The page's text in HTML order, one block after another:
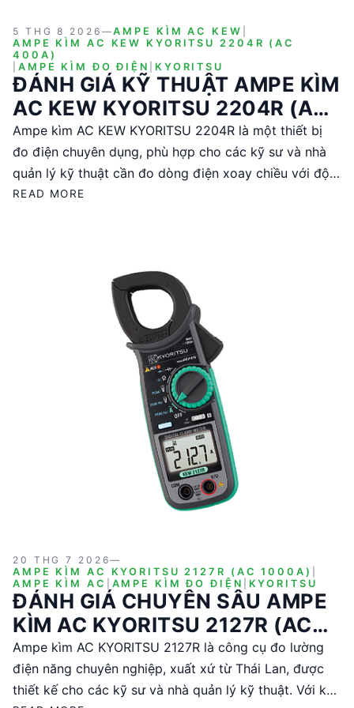
5 THG 8 2026 —AMPE KÌM AC KEW
AMPE KÌM AC KEW KYORITSU 2204R (AC
400A)
AMPE KÌM ĐO ĐIỆN KYORITSU
ĐÁNH GIÁ KỸ THUẬT AMPE KÌM
AC KEW KYORITSU 2204R (AC
400A)
Ampe kìm AC KEW KYORITSU 2204R là một thiết bị
đo điện chuyên dụng, phù hợp cho các kỹ sư và nhà
quản lý kỹ thuật cần đo dòng điện xoay chiều với độ
chính xác cao. Sản phẩm này có dải đo từ 4.000 đến
các ứng dụng công nghiệp và thương mại.
READ MORE
20 THG 7 2026—
AMPE KÌM AC KYORITSU 2127R (AC 1000A)
AMPE KÌM AC
AMPE KÌM ĐO ĐIỆN KYORITSU
ĐÁNH GIÁ CHUYÊN SÂU AMPE
KÌM AC KYORITSU 2127R (AC
1000A)
Ampe kìm AC KYORITSU 2127R là công cụ đo lường
điện năng chuyên nghiệp, xuất xứ từ Thái Lan, được
thiết kế cho các kỹ sư và nhà quản lý kỹ thuật. Với khả